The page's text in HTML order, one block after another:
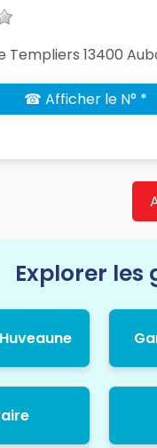
Templiers 13400
☎ Afficher le N° *
Explorer les